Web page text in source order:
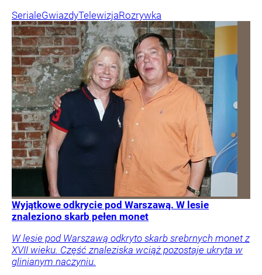
SerialeGwiazdyTelewizjaRozrywka
Wyjątkowe odkrycie pod Warszawą. W lesie
znaleziono skarb pełen monet
W lesie pod Warszawą odkryto skarb srebrnych monet z
XVII wieku. Część znaleziska wciąż pozostaje ukryta w
glinianym naczyniu.